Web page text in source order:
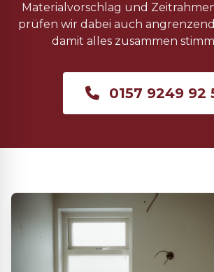
Materialvorschlag und
prüfen wir dabei auch
damit alles zusammen
0157 9249 92